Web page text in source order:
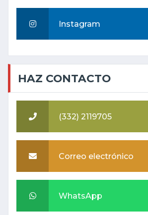
Instagram
HAZ CONTACTO
(332) 2119705
Correo electrónico
WhatsApp